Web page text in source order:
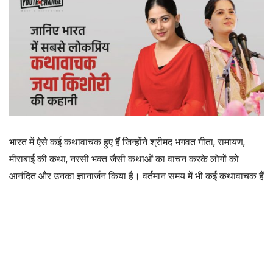
भारत में ऐसे कई कथावाचक हुए हैं जिन्होंने श्रीमद भगवत गीता, रामायण,
मीराबाई की कथा, नरसी भक्त जैसी कथाओं का वाचन करके लोगों को
आनंदित और उनका ज्ञानार्जन किया है। वर्तमान समय में भी कई कथावाचक हैं